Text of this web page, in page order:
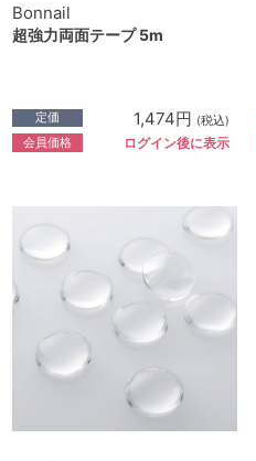
Bonnail
超強力両面テープ 5m
定価 1,474円 (税込)
会員価格 ログイン後に表示